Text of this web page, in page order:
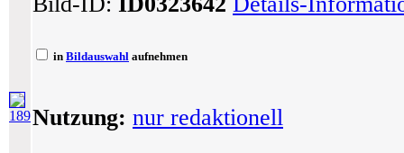
189
in Bildauswahl aufnehmen
Nutzung: nur redaktionell